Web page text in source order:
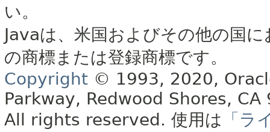
い。
Javaは、米国およびその他の国
の商標または登録商標です。
Copyright © 1993, 2020,
Parkway, Redwood Shores, CA
All rights reserved. 使用は 「ラ